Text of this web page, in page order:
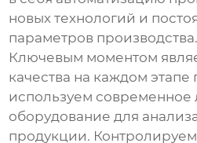
новых технологий и
параметров производства.
Ключевым моментом
качества на каждом
используем современное
оборудование для
продукции. Контролируем